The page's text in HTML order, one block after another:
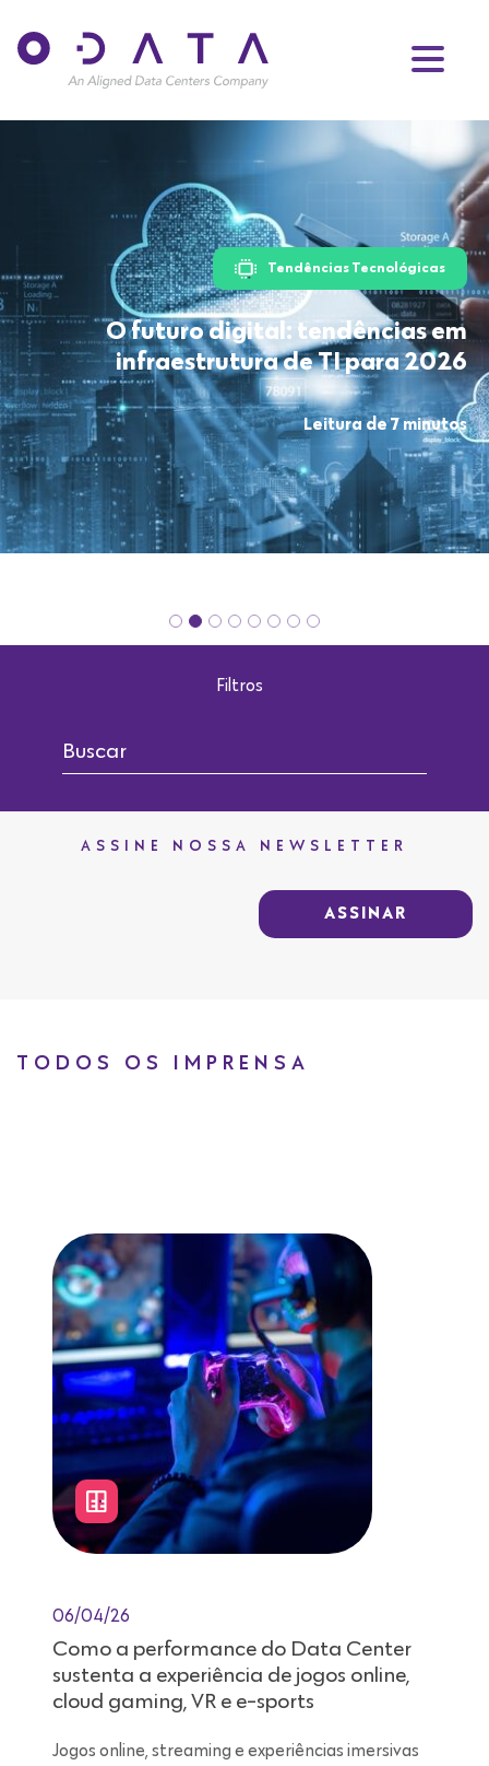
Tendências Tecnológicas
O futuro digital: tendências em
infraestrutura de TI para 2026
Leitura de 7 minutos
Filtros
ASSINE NOSSA NEWSLETTER
ASSINAR
TODOS OS IMPRENSA
06/04/26
Como a performance do Data Center
sustenta a experiência de jogos online,
cloud gaming, VR e e-sports
Jogos online, streaming e experiências imersivas